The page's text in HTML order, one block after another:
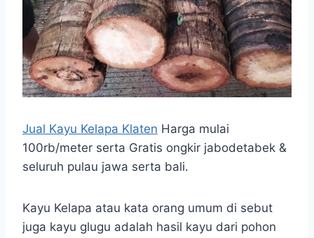
Jual Kayu Kelapa Klaten Harga mulai
100rb/meter serta Gratis ongkir jabodetabek &
seluruh pulau jawa serta bali.
Kayu Kelapa atau kata orang umum di sebut
juga kayu glugu adalah hasil kayu dari pohon